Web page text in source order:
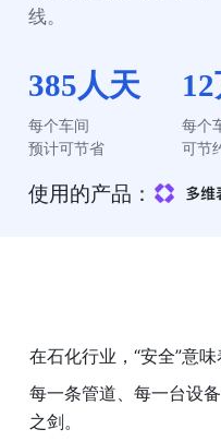
线。
385人天
每个车间
预计可节省
每个
可节
使用的产品：
在石化行业，“安全”意味
每一条管道、每一台设
之剑。